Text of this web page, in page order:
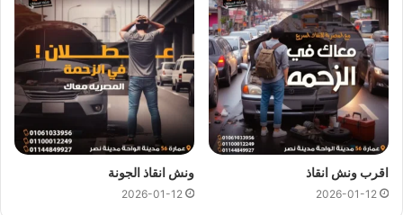
اقرب ونش انقاذ
2026-01-12
ونش انقاذ الجونة
2026-01-12